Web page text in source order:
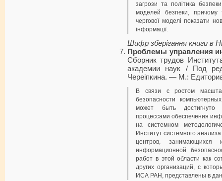
загрози та політика
моделей безпеки,
чергової моделі показати
інформації.
Шифр зберігання книги в
Проблемы управления
Сборник трудов
академии наук / Под
Череіпкина. — М.:
В связи с ростом
безопасности
может быть достигнуто
процессами обеспечения
на системном
Институт системного
центров, занимающихся
информационной
работ в этой области как
других организа­ций, с
ИСА РАН, представлены в